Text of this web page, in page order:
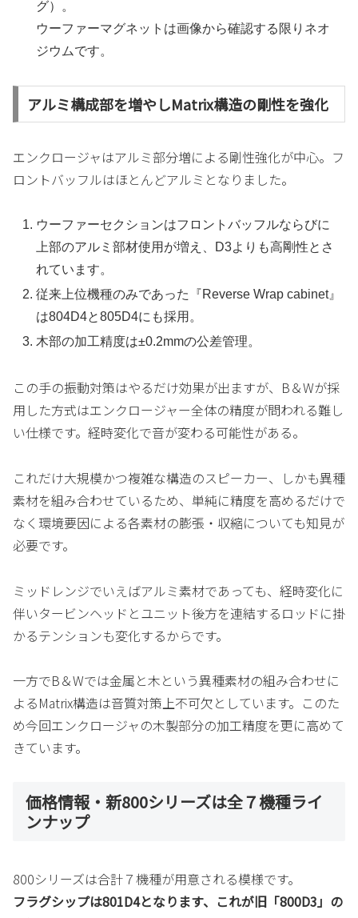
グ）。
ウーファーマグネットは画像から確認する限りネオ
ジウムです。
アルミ構成部を増やしMatrix構造の剛性を強化
エンクロージャはアルミ部分増による剛性強化が中心。フ
ロントバッフルはほとんどアルミとなりました。
ウーファーセクションはフロントバッフルならびに
上部のアルミ部材使用が増え、D3よりも高剛性とさ
れています。
従来上位機種のみであった『Reverse Wrap cabinet』
は804D4と805D4にも採用。
木部の加工精度は±0.2mmの公差管理。
この手の振動対策はやるだけ効果が出ますが、B＆Wが採
用した方式はエンクロージャー全体の精度が問われる難し
い仕様です。経時変化で音が変わる可能性がある。
これだけ大規模かつ複雑な構造のスピーカー、しかも異種
素材を組み合わせているため、単純に精度を高めるだけで
なく環境要因による各素材の膨張・収縮についても知見が
必要です。
ミッドレンジでいえばアルミ素材であっても、経時変化に
伴いタービンヘッドとユニット後方を連結するロッドに掛
かるテンションも変化するからです。
一方でB＆Wでは金属と木という異種素材の組み合わせに
よるMatrix構造は音質対策上不可欠としています。このた
め今回エンクロージャの木製部分の加工精度を更に高めて
きています。
価格情報・新800シリーズは全７機種ライ
ンナップ
800シリーズは合計７機種が用意される模様です。
フラグシップは801D4となります、これが旧「800D3」の